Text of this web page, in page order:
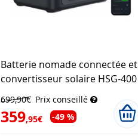
Batterie nomade connectée et
convertisseur solaire HSG-400
onduleur - 512 WhRevolt
699,90€ Prix conseillé
359,95€ -49 %